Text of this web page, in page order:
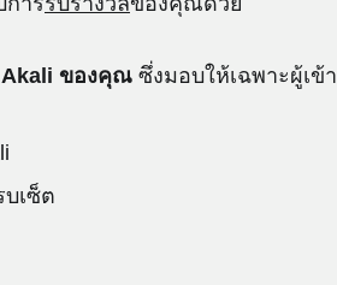
Akali ของคุณ ซึ่งมอบให้เฉพาะผู้เข้า
เซ็ต